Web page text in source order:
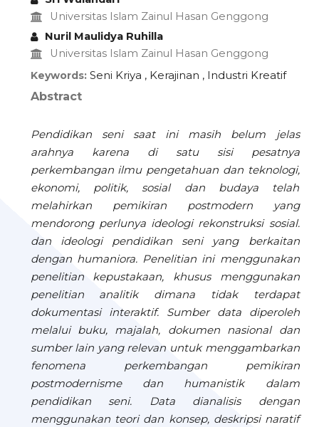
Universitas Islam Zainul Hasan Genggong
Nuril Maulidya Ruhilla
Universitas Islam Zainul Hasan Genggong
Keywords: Seni Kriya , Kerajinan , Industri Kreatif
Abstract
Pendidikan seni saat ini masih belum jelas
arahnya karena di satu sisi pesatnya
perkembangan ilmu pengetahuan dan teknologi,
ekonomi, politik, sosial dan budaya telah
melahirkan pemikiran postmodern yang
mendorong perlunya ideologi rekonstruksi sosial.
dan ideologi pendidikan seni yang berkaitan
dengan humaniora. Penelitian ini menggunakan
penelitian kepustakaan, khusus menggunakan
penelitian analitik dimana tidak terdapat
dokumentasi interaktif. Sumber data diperoleh
melalui buku, majalah, dokumen nasional dan
sumber lain yang relevan untuk menggambarkan
fenomena perkembangan pemikiran
postmodernisme dan humanistik dalam
pendidikan seni. Data dianalisis dengan
menggunakan teori dan konsep, deskripsi naratif